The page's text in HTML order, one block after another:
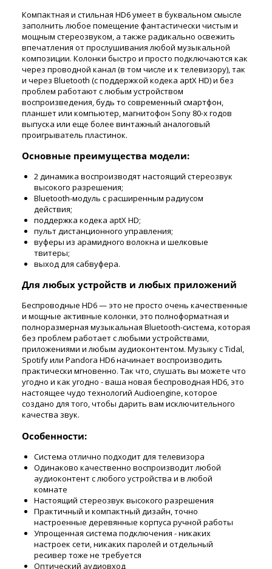
Компактная и стильная HD6 умеет в буквальном смысле
заполнить любое помещение фантастически чистым и
мощным стереозвуком, а также радикально освежить
впечатления от прослушивания любой музыкальной
композиции. Колонки быстро и просто подключаются как
через проводной канал (в том числе и к телевизору), так
и через Bluetooth (с поддержкой кодека aptX HD) и без
проблем работают с любым устройством
воспроизведения, будь то современный смартфон,
планшет или компьютер, магнитофон Sony 80-х годов
выпуска или еще более винтажный аналоговый
проигрыватель пластинок.
Основные преимущества модели:
2 динамика воспроизводят настоящий стереозвук
высокого разрешения;
Bluetooth-модуль с расширенным радиусом
действия;
поддержка кодека aptX HD;
пульт дистанционного управления;
вуферы из арамидного волокна и шелковые
твитеры;
выход для сабвуфера.
Для любых устройств и любых приложений
Беспроводные HD6 — это не просто очень качественные
и мощные активные колонки, это полноформатная и
полноразмерная музыкальная Bluetooth-система, которая
без проблем работает с любыми устройствами,
приложениями и любым аудиоконтентом. Музыку с Tidal,
Spotify или Pandora HD6 начинает воспроизводить
практически мгновенно. Так что, слушать вы можете что
угодно и как угодно - ваша новая беспроводная HD6, это
настоящее чудо технологий Audioengine, которое
создано для того, чтобы дарить вам исключительного
качества звук.
Особенности:
Система отлично подходит для телевизора
Одинаково качественно воспроизводит любой
аудиоконтент с любого устройства и в любой
комнате
Настоящий стереозвук высокого разрешения
Практичный и компактный дизайн, точно
настроенные деревянные корпуса ручной работы
Упрощенная система подключения - никаких
настроек сети, никаких паролей и отдельный
ресивер тоже не требуется
Оптический аудиовход